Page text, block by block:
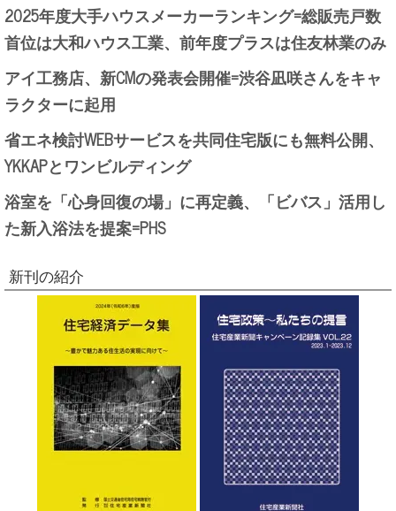
2025年度大手ハウスメーカーランキング=総販売戸数
首位は大和ハウス工業、前年度プラスは住友林業のみ
アイ工務店、新CMの発表会開催=渋谷凪咲さんをキャ
ラクターに起用
省エネ検討WEBサービスを共同住宅版にも無料公開、
YKKAPとワンビルディング
浴室を「心身回復の場」に再定義、「ビバス」活用し
た新入浴法を提案=PHS
新刊の紹介